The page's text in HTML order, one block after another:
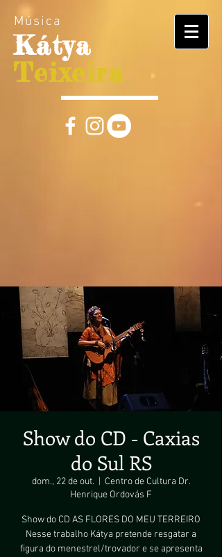
Música
Kátya
Teixeira
Show do CD - Caxias
do Sul RS
dom., 22 de out.
Centro de Cultura Dr.
Henrique Ordovás F
Show do CD AS FLORES DO MEU TERREIRO
Nesse trabalho Kátya pretende resgatar a
figura do menestrel/trovador e se apresenta